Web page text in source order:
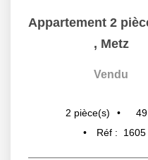
, Metz
Vendu
2 pièce(s) 49
Réf :
1605